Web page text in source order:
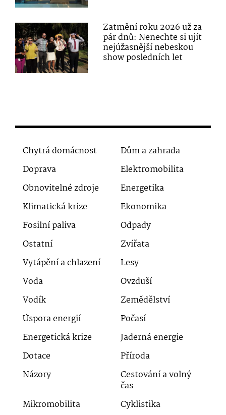
Zatmění roku 2026 už za
pár dnů: Nenechte si ujít
nejúžasnější nebeskou
show posledních let
Chytrá domácnost
Dům a zahrada
Doprava
Elektromobilita
Obnovitelné zdroje
Energetika
Klimatická krize
Ekonomika
Fosilní paliva
Odpady
Ostatní
Zvířata
Vytápění a chlazení
Lesy
Voda
Ovzduší
Vodík
Zemědělství
Úspora energií
Počasí
Energetická krize
Jaderná energie
Dotace
Příroda
Názory
Cestování a volný
čas
Mikromobilita
Cyklistika